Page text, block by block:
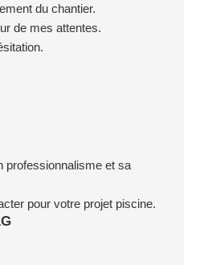
du chantier.
de mes attentes.
professionnalisme et sa
pour votre projet piscine.